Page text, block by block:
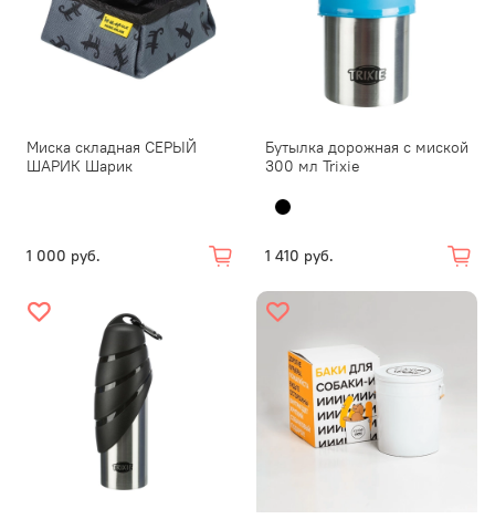
Миска складная СЕРЫЙ
ШАРИК Шарик
1 000 руб.
Бутылка дорожная с миской
300 мл Trixie
1 410 руб.